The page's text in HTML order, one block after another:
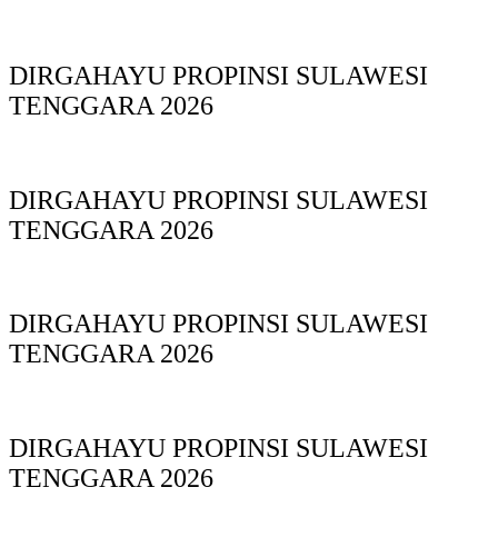
DIRGAHAYU PROPINSI SULAWESI
TENGGARA 2026
DIRGAHAYU PROPINSI SULAWESI
TENGGARA 2026
DIRGAHAYU PROPINSI SULAWESI
TENGGARA 2026
DIRGAHAYU PROPINSI SULAWESI
TENGGARA 2026